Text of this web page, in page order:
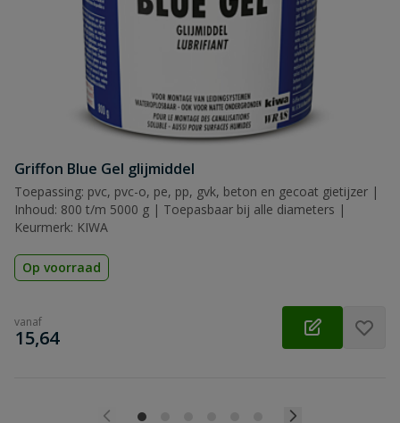
Griffon Blue Gel glijmiddel
Toepassing: pvc, pvc-o, pe, pp, gvk, beton en gecoat gietijzer |
Inhoud: 800 t/m 5000 g | Toepasbaar bij alle diameters |
Keurmerk: KIWA
Op voorraad
vanaf
€
15,64